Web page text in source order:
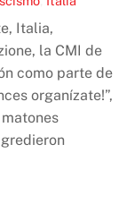
Italia,
la CMI de
como parte de
organízate!”,